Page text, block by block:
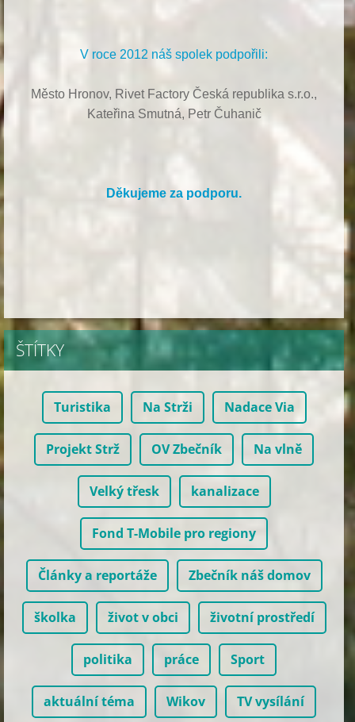
V roce 2012 náš spolek podpořili:
Město Hronov, Rivet Factory Česká republika s.r.o.,
Kateřina Smutná, Petr Čuhanič
Děkujeme za podporu.
ŠTÍTKY
Turistika Na Strži Nadace Via
Projekt Strž OV Zbečník Na vlně
Velký třesk kanalizace
Fond T-Mobile pro regiony
Články a reportáže Zbečník náš domov
školka život v obci životní prostředí
politika práce Sport
aktuální téma Wikov TV vysílání